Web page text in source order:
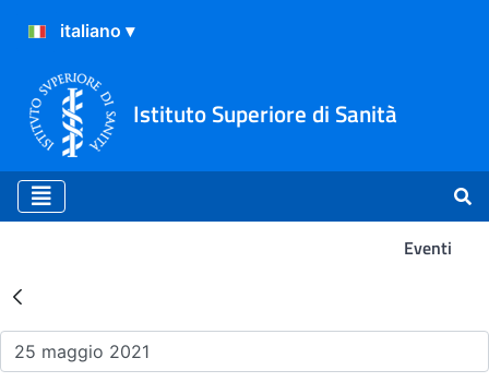
Istituto Superiore di Sanità
Eventi
Risultati della Ricerca -